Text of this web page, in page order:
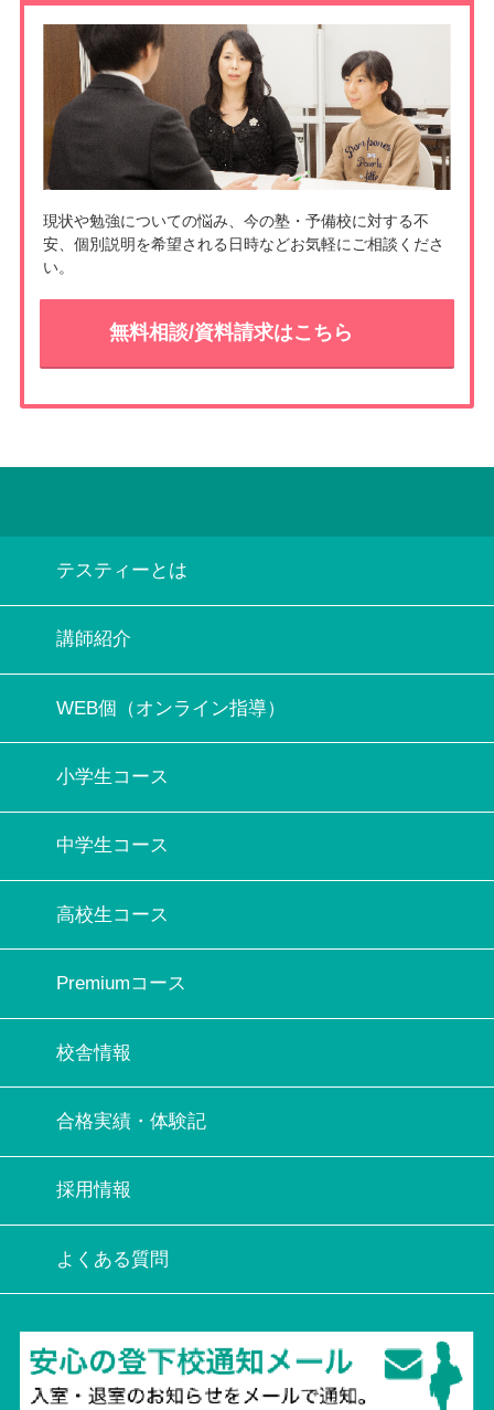
o
k
t
現状や勉強についての悩み、今の塾・予備校に対する不
安、個別説明を希望される日時などお気軽にご相談くださ
い。
無料相談/資料請求はこちら
テスティーとは
講師紹介
WEB個（オンライン指導）
小学生コース
中学生コース
高校生コース
Premiumコース
校舎情報
合格実績・体験記
採用情報
よくある質問